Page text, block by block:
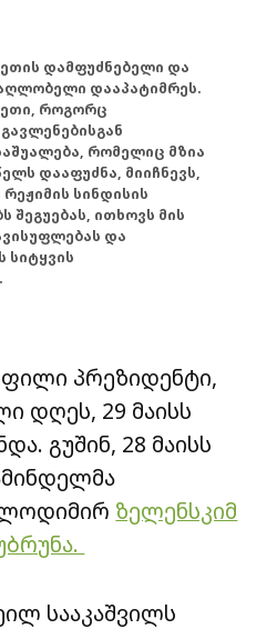
დამფუძნებელი და
დააპატიმრეს.
როგორც
რომელიც მზია
დააფუძნა, მიიჩნევს,
სინდისის
შეგუებას, ითხოვს მის
და
სიტყვის
პრეზიდენტი,
დღეს, 29 მაისს
გუშინ, 28 მაისს
ზელენსკიმ
სააკაშვილს